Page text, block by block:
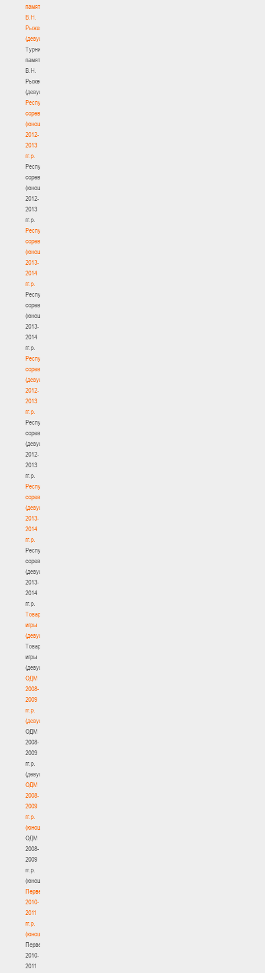
памяти
В.Н.
Рыженкова
(девушки)
Турнир
памяти
В.Н.
Рыженкова
(девушки)
Республиканские
соревнования
(юноши)
2012-
2013
гг.р.
Республиканские
соревнования
(юноши)
2012-
2013
гг.р.
Республиканские
соревнования
(юноши)
2013-
2014
гг.р.
Республиканские
соревнования
(юноши)
2013-
2014
гг.р.
Республиканские
соревнования
(девушки)
2012-
2013
гг.р.
Республиканские
соревнования
(девушки)
2012-
2013
гг.р.
Республиканские
соревнования
(девушки)
2013-
2014
гг.р.
Республиканские
соревнования
(девушки)
2013-
2014
гг.р.
Товарищеские
игры
(девушки)
Товарищеские
игры
(девушки)
ОДМ
2008-
2009
гг.р.
(девушки)
ОДМ
2008-
2009
гг.р.
(девушки)
ОДМ
2008-
2009
гг.р.
(юноши)
ОДМ
2008-
2009
гг.р.
(юноши)
Первенство
2010-
2011
гг.р.
(юноши)
Первенство
2010-
2011